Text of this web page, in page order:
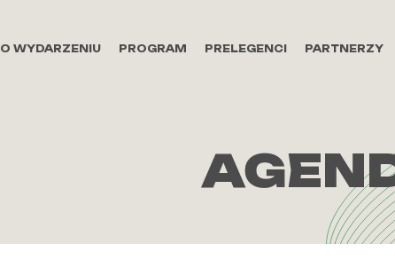
O WYDARZENIU PROGRAM PRELEGENCI PARTNERZY
Zaloguj się